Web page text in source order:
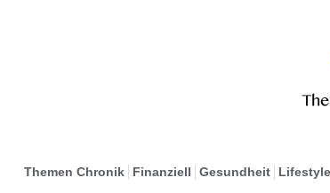
Themen Chronik Finanziell Gesundheit Lifestyle